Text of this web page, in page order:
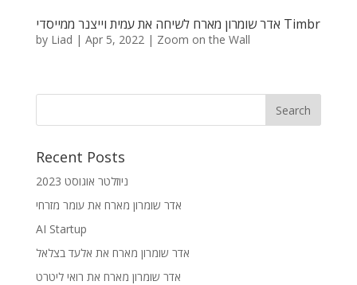
אדר שומרון מארח לשיחה את עמית וייצנר ממייסדי Timbr
by Liad | Apr 5, 2022| Zoom on the Wall
Recent Posts
ניוזלטר אוגוסט 2023
אדר שומרון מארח את עומר מזרחי
AI Startup
אדר שומרון מארח את אלעד בצלאל
אדר שומרון מארח את רואי ליטרט